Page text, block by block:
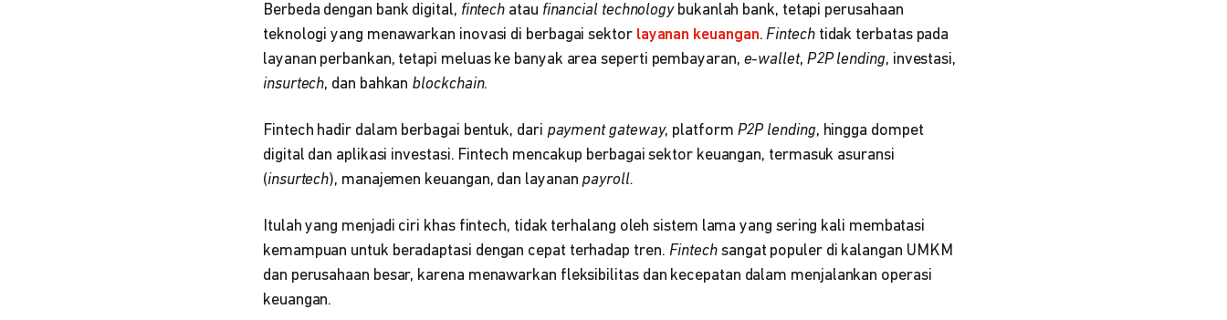
Berbeda dengan bank digital, fintech atau financial technologybukanlah bank, tetapi perusahaan
teknologi yang menawarkan inovasi di berbagai sektor layanan keuangan.Fintechtidak terbatas pada
layanan perbankan, tetapi meluas ke banyak area seperti pembayaran, e-wallet, P2P lending, investasi,
insurtech, dan bahkan blockchain.
Fintech hadir dalam berbagai bentuk, dari payment gateway, platform P2P lending, hingga dompet
digital dan aplikasi investasi. Fintech mencakup berbagai sektor keuangan, termasuk asuransi
(insurtech), manajemen keuangan, dan layanan payroll.
Itulah yang menjadi ciri khas fintech, tidak terhalang oleh sistem lama yang sering kali membatasi
kemampuan untuk beradaptasi dengan cepat terhadap tren. Fintechsangat populer di kalangan UMKM
dan perusahaan besar, karena menawarkan fleksibilitas dan kecepatan dalam menjalankan operasi
keuangan.